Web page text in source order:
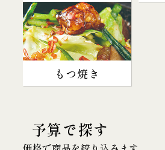
もつ焼き
予算で探す